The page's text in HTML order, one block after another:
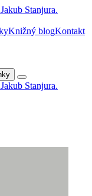
Knižný blogKontakt